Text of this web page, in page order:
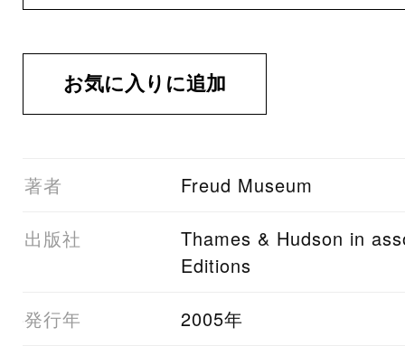
01著者 Freud Museum
03出版社
Thames & Hudson in
Editions
05発行年 2005年